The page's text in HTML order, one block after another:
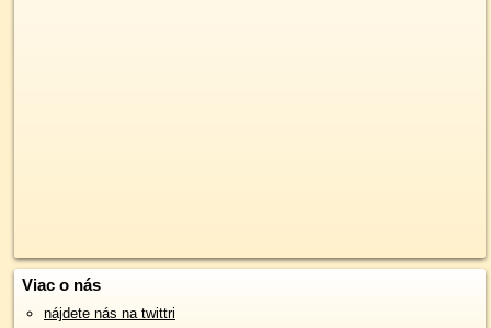
Viac o nás
nájdete nás na twittri